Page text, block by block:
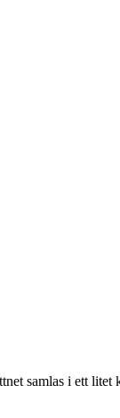
samlas i ett